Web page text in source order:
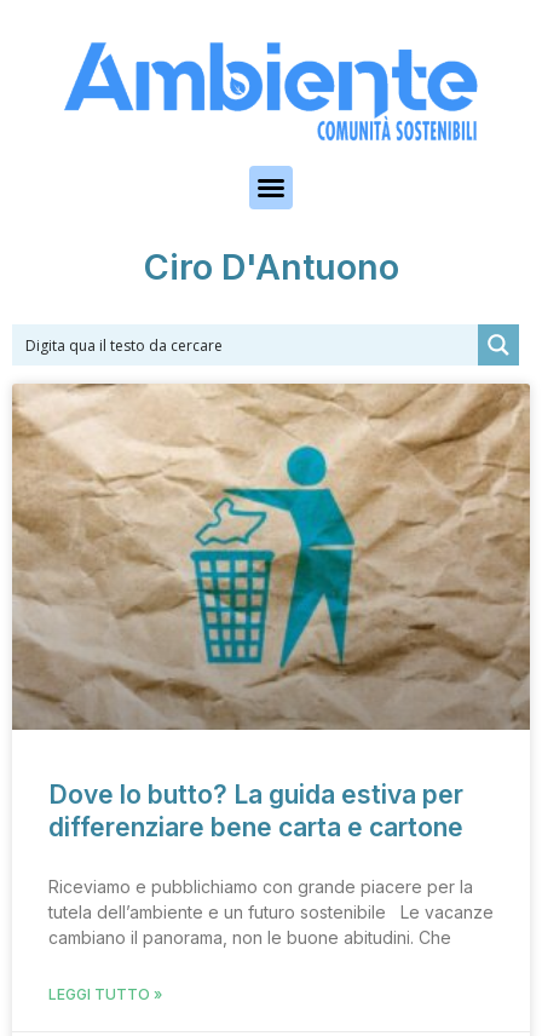
Ciro D'Antuono
Dove lo butto? La guida estiva per
differenziare bene carta e cartone
Riceviamo e pubblichiamo con grande piacere per la
tutela dell’ambiente e un futuro sostenibile Le vacanze
cambiano il panorama, non le buone abitudini. Che
LEGGI TUTTO »